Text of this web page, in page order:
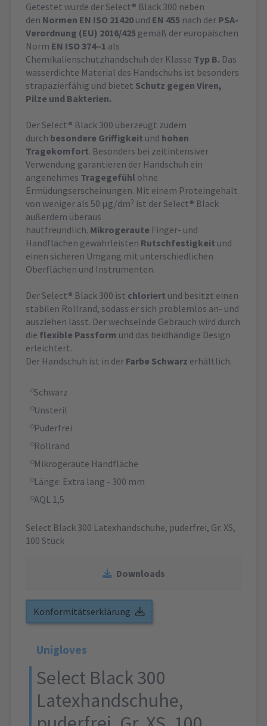
Getestet wurde der Select® Black 300 neben
den Normen EN ISO 21420 und EN 455 nach der PSA-
Verordnung (EU) 2016/425 gemäß der europäischen
Norm EN ISO 374‒1 als
Chemikalienschutzhandschuh der Klasse Typ B. Das
wasserdichte Material des Handschuhs ist besonders
strapazierfähig und bietet Schutz gegen Viren,
Pilze und Bakterien.
Der Select® Black 300 überzeugt zudem
durch besondere Griffigkeit und hohen
Tragekomfort. Besonders bei zeitintensiver
Verwendung garantieren der Handschuh ein
angenehmes Tragegefühl ohne
Ermüdungserscheinungen. Mit einem Proteingehalt
von weniger als 50 µg/dm² ist der Select® Black
außerdem überaus
hautfreundlich. Mikrogeraute Finger- und
Handflächen gewährleisten Rutschfestigkeit und
einen sicheren Umgang mit unterschiedlichen
Oberflächen und Instrumenten.
Der Select® Black 300 ist chloriert und besitzt einen
stabilen Rollrand, sodass er sich problemlos an- und
ausziehen lässt. Der wechselnde Gebrauch wird durch
die flexible Passform und das beidhändige Design
erleichtert.
Der Handschuh ist in der Farbe Schwarz erhältlich.
Schwarz
Unsteril
Puderfrei
Rollrand
Mikrogeraute Handfläche
Länge: Extra lang - 300 mm
AQL 1,5
Select Black 300 Latexhandschuhe, puderfrei, Gr. XS,
100 Stück
Downloads
Konformitätserklärung
Unigloves
Select Black 300
Latexhandschuhe,